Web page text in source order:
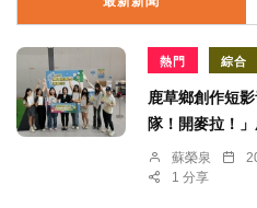
熱門 綜合
鹿草鄉創作短
隊！開麥拉！
蘇榮泉
1 分享